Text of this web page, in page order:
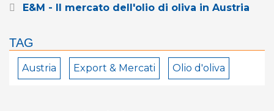
E&M - Il mercato dell'olio di oliva in Austria
TAG
Austria Export & Mercati Olio d'oliva